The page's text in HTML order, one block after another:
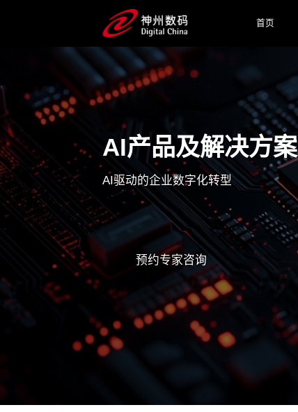
首页
AI产品及解决方案
AI驱动的企业数字化转型
预约专家咨询